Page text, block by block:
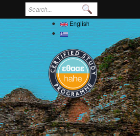
Search form
English
Ελληνικά